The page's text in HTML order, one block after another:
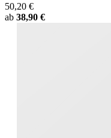
50,20 €
ab 38,90 €